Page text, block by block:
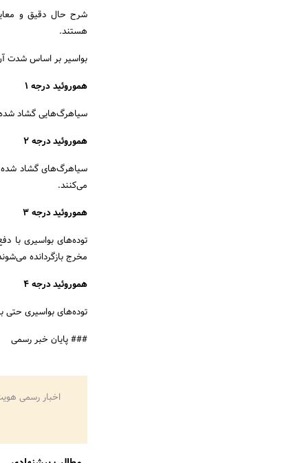
شرح حال دقیق و
هستند.
بواسیر بر اساس شدت آن به 4 نوع درجه
هموروئید درجه 1
سیاهرگ‌هایی گشاد
هموروئید درجه 2
سیاهرگ‌های گشاد شده
می‌کنند.
هموروئید درجه 3
توده‌های بواسیری با
مخرج بازگردانده
هموروئید درجه 4
توده‌های بواسیری
### پایان خبر رسمی
اخبار رسمی